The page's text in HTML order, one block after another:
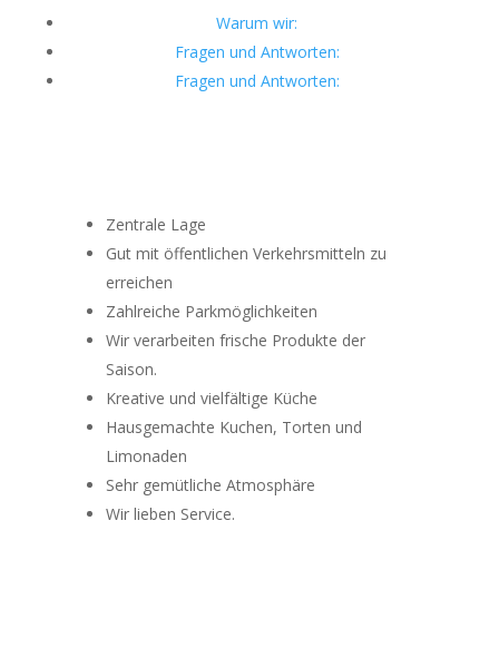
Warum wir:
Fragen und Antworten:
Fragen und Antworten:
Zentrale Lage
Gut mit öffentlichen Verkehrsmitteln zu
erreichen
Zahlreiche Parkmöglichkeiten
Wir verarbeiten frische Produkte der
Saison.
Kreative und vielfältige Küche
Hausgemachte Kuchen, Torten und
Limonaden
Sehr gemütliche Atmosphäre
Wir lieben Service.